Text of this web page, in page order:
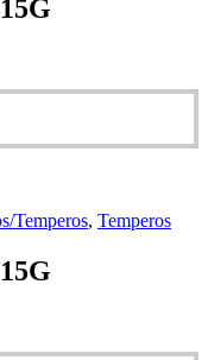
Temperos, Temperos